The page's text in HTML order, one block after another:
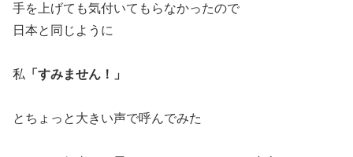
手を上げても気付いてもらなかったので
日本と同じように
私 「すみません！」
とちょっと大きい声で呼んでみた